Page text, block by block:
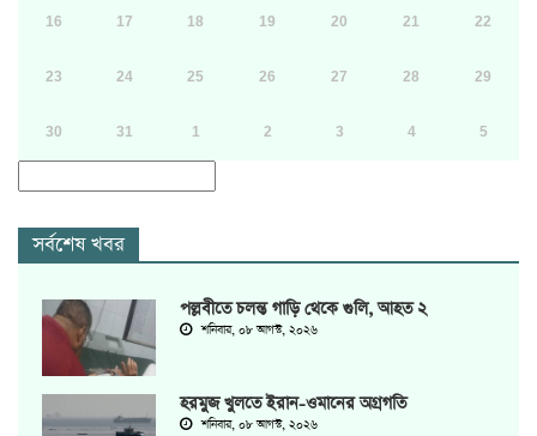
16 17 18 19 20 21 22
23 24 25 26 27 28 29
30 31 1 2 3 4 5
সর্বশেষ খবর
পল্লবীতে চলন্ত গাড়ি থেকে গুলি, আহত ২
শনিবার, ০৮ আগস্ট, ২০২৬
হরমুজ খুলতে ইরান-ওমানের অগ্রগতি
শনিবার, ০৮ আগস্ট, ২০২৬